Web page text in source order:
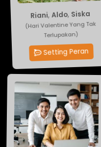
Riani, Aldo, Siska
(Hari Valentine Yang Tak
Terlupakan)
Setting Peran